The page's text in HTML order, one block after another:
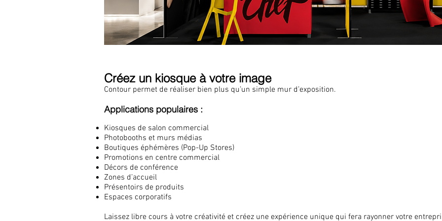
Créez un kiosque à votre image
Contour permet de réaliser bien plus qu’un simple mur d’exposition.
Applications populaires :
Kiosques de salon commercial
Photobooths et murs médias
Boutiques éphémères (Pop-Up Stores)
Promotions en centre commercial
Décors de conférence
Zones d’accueil
Présentoirs de produits
Espaces corporatifs
Laissez libre cours à votre créativité et créez une expérience unique qui fera rayonner votre